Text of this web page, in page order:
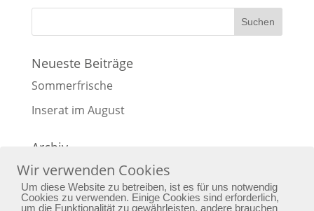
Neueste Beiträge
Sommerfrische
Inserat im August
Archiv
Archiv
Wir verwenden Cookies
Um diese Website zu betreiben, ist es für uns notwendig
Cookies zu verwenden. Einige Cookies sind erforderlich,
um die Funktionalität zu gewährleisten, andere brauchen